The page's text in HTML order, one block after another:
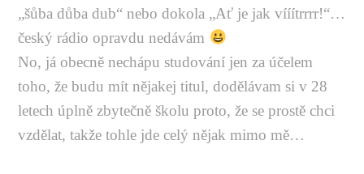
„šůba důba dub“ nebo dokola „Ať je jak vííítrrrr!“…
český rádio opravdu nedávám
No, já obecně nechápu studování jen za účelem
toho, že budu mít nějakej titul, dodělávam si v 28
letech úplně zbytečně školu proto, že se prostě chci
vzdělat, takže tohle jde celý nějak mimo mě…